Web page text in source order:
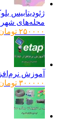
محله‌های شهر
۲۵۰۰۰۰ تومان
آموزش نرم‌افزار Etap به صورت تصویری
۳۰۰۰۰۰ تومان